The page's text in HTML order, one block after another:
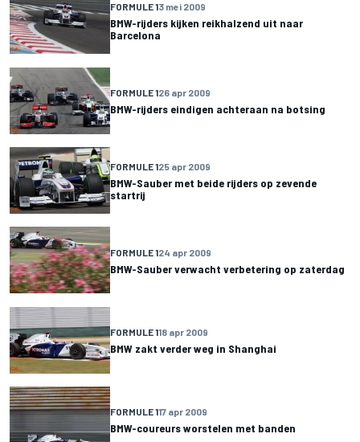
FORMULE 13 mei 2009
BMW-rijders kijken reikhalzend uit naar
Barcelona
FORMULE 126 apr 2009
BMW-rijders eindigen achteraan na botsing
FORMULE 125 apr 2009
BMW-Sauber met beide rijders op zevende
startrij
FORMULE 124 apr 2009
BMW-Sauber verwacht verbetering op zaterdag
FORMULE 118 apr 2009
BMW zakt verder weg in Shanghai
FORMULE 117 apr 2009
BMW-coureurs worstelen met banden